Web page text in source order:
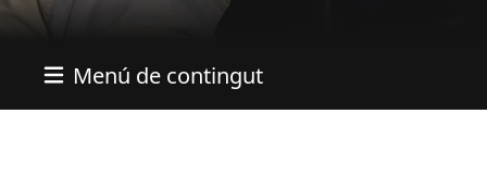
Menú de contingut